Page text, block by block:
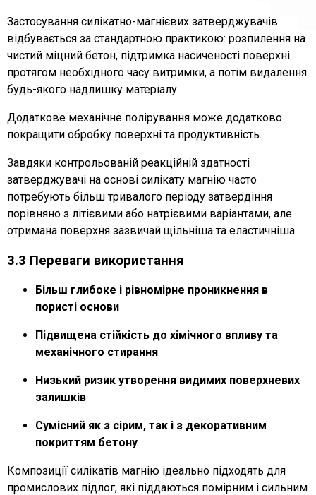
Застосування силікатно-магнієвих затверджувачів
відбувається за стандартною практикою: розпилення на
чистий міцний бетон, підтримка насиченості поверхні
протягом необхідного часу витримки, а потім видалення
будь-якого надлишку матеріалу.
Додаткове механічне полірування може додатково
покращити обробку поверхні та продуктивність.
Завдяки контрольованій реакційній здатності
затверджувачі на основі силікату магнію часто
потребують більш тривалого періоду затвердіння
порівняно з літієвими або натрієвими варіантами, але
отримана поверхня зазвичай щільніша та еластичніша.
3.3 Переваги використання
Більш глибоке і рівномірне проникнення в
пористі основи
Підвищена стійкість до хімічного впливу та
механічного стирання
Низький ризик утворення видимих ​​поверхневих
залишків
Сумісний як з сірим, так і з декоративним
покриттям бетону
Композиції силікатів магнію ідеально підходять для
промислових підлог, які піддаються помірним і сильним